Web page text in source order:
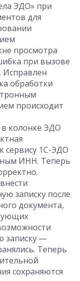
ЭДО» при
для
просмотра
при вызове
Исправлен
обработки
происходит
в колонке ЭДО
сервису 1С-ЭДО
ИНН. Теперь
записку после
документа,
записку —
Теперь
сохраняются